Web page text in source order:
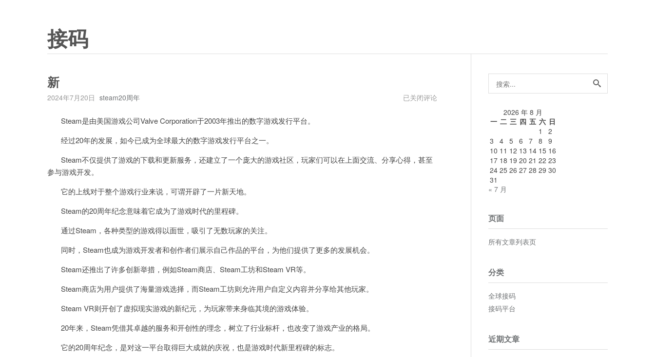
接码
新
2024年7月20日 steam20周年 新
已关闭评论
Steam是由美国游戏公司Valve Corporation于2003年推出的数字游戏发行平台。
经过20年的发展，如今已成为全球最大的数字游戏发行平台之一。
Steam不仅提供了游戏的下载和更新服务，还建立了一个庞大的游戏社区，玩家们可以在上面交流、分享心得，甚至
参与游戏开发。
它的上线对于整个游戏行业来说，可谓开辟了一片新天地。
Steam的20周年纪念意味着它成为了游戏时代的里程碑。
通过Steam，各种类型的游戏得以面世，吸引了无数玩家的关注。
同时，Steam也成为游戏开发者和创作者们展示自己作品的平台，为他们提供了更多的发展机会。
Steam还推出了许多创新举措，例如Steam商店、Steam工坊和Steam VR等。
Steam商店为用户提供了海量游戏选择，而Steam工坊则允许用户自定义内容并分享给其他玩家。
Steam VR则开创了虚拟现实游戏的新纪元，为玩家带来身临其境的游戏体验。
20年来，Steam凭借其卓越的服务和开创性的理念，树立了行业标杆，也改变了游戏产业的格局。
它的20周年纪念，是对这一平台取得巨大成就的庆祝，也是游戏时代新里程碑的标志。
搜
索...
2026 年 8 月
一 二 三 四 五 六 日
1
2
3
4 5 6 7 8
9
10 11 12 13 14 15 16
17 18 19 20 21 22 23
24 25 26 27 28 29 30
31
« 7 月
页面
所有文章列表页
分类
全球接码
接码平台
近期文章